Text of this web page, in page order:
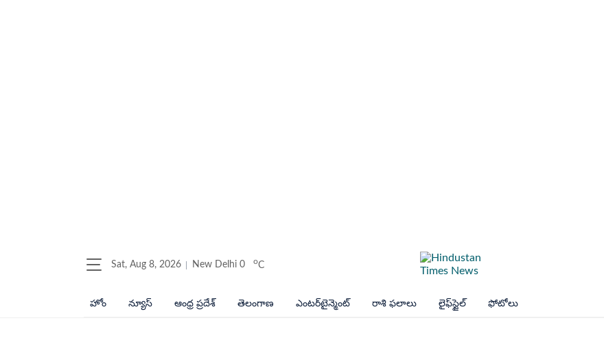
Sat, Aug 8, 2026 New Delhi 0 oC
హోం న్యూస్ ఆంధ్ర ప్రదేశ్ తెలంగాణ ఎంటర్‌టైన్మెంట్ రాశి ఫలాలు లైఫ్‌స్టైల్ ఫోటోలు